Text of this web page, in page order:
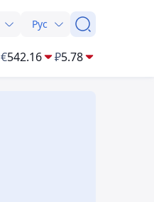
Рус
€542.16 ₽5.78